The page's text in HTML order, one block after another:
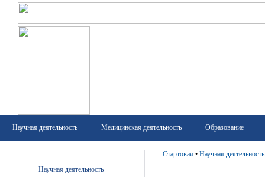
Научная деятельность Медицинская деятельность Образование
Научная деятельность
Стартовая • Научная деятельность